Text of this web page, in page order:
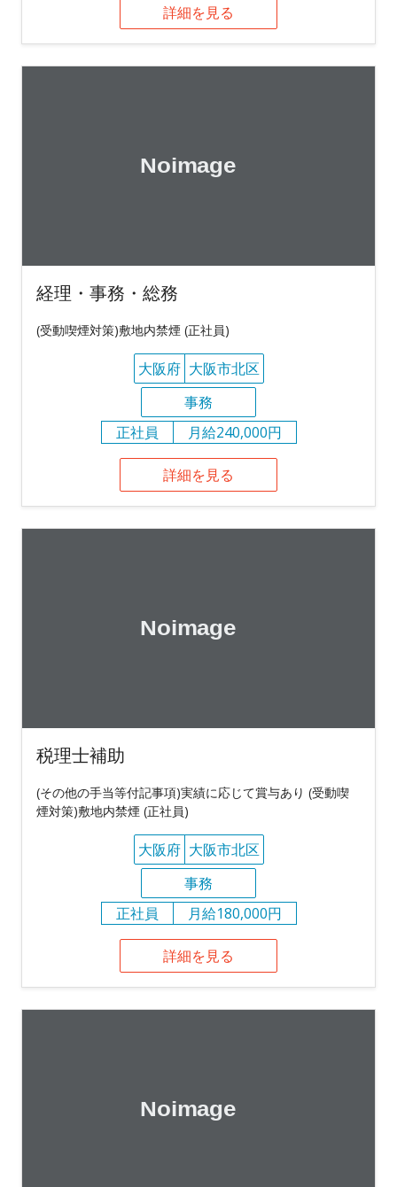
詳細を見る
経理・事務・総務
(受動喫煙対策)敷地内禁煙 (正社員)
大阪府 大阪市北区
事務
正社員
月給240,000円
詳細を見る
税理士補助
(その他の手当等付記事項)実績に応じて賞与あり (受動喫
煙対策)敷地内禁煙 (正社員)
大阪府 大阪市北区
事務
正社員
月給180,000円
詳細を見る